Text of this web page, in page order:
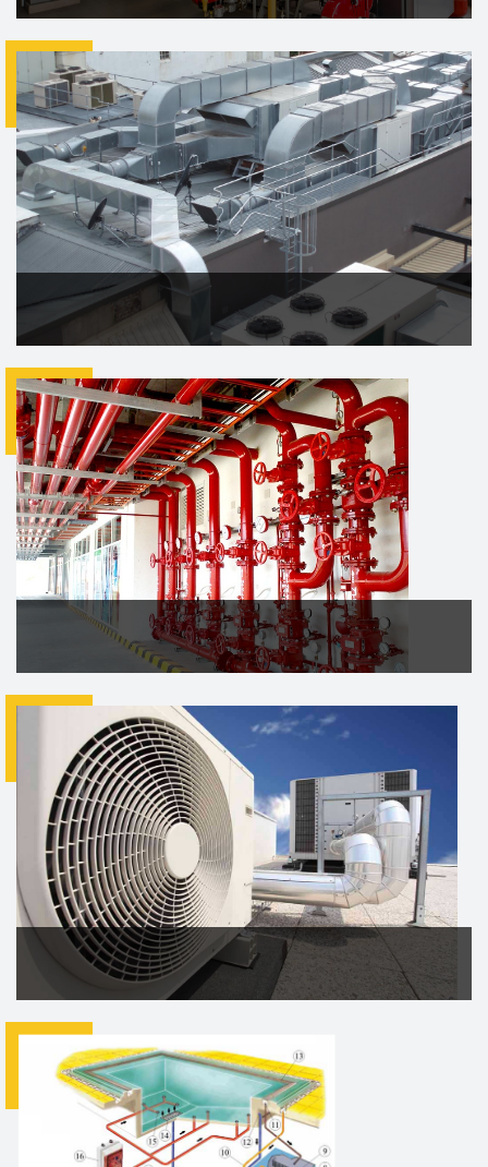
SOĞUTMA TESİSATI
Soğutma, bir maddenin veya
ortamın sıcaklığını, onu çevreleyen ortamın sıcaklığının
altına indirmek ve orada muhafaza etmek &uu...
DEVAMI
HAVALANDIRMA TESİSATI
HAVALANDIRMA TESİSATI
...
DEVAMI
YANGIN TESİSATI
Yangın tesisatı, olası bir yangında
itfaiye gelene kadar yangına müdahale etmek, ufak
yangınları söndürmek ve itfaiyenin m&uum...
DEVAMI
KLİMA TESİSATI
iç üniteleri yardımı ile yapar.
Kompresör: Klimada bulunan soğutucu a...